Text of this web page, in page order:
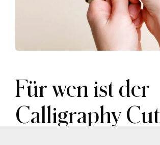
Für wen ist der
Calligraphy Cut